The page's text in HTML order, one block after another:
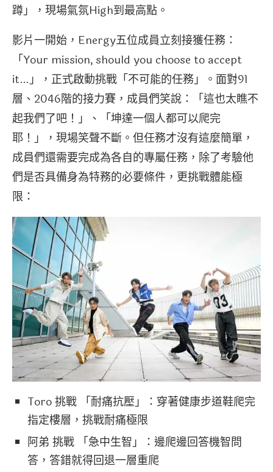
蹲」，現場氣氛High到最高點。
影片一開始，Energy五位成員立刻接獲任務：
「Your mission, should you choose to accept
it…」，正式啟動挑戰「不可能的任務」。面對91
層、2046階的接力賽，成員們笑說：「這也太瞧不
起我們了吧！」、「坤達一個人都可以爬完
耶！」，現場笑聲不斷。但任務才沒有這麼簡單，
成員們還需要完成為各自的專屬任務，除了考驗他
們是否具備身為特務的必要條件，更挑戰體能極
限：
Toro 挑戰 「耐痛抗壓」：穿著健康步道鞋爬完
指定樓層，挑戰耐痛極限
阿弟 挑戰 「急中生智」：邊爬邊回答機智問
答，答錯就得回退一層重爬